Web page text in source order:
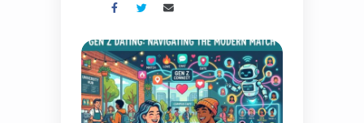
semble tout droit sortie d’un
promesse des outils
d’intelligence artificielle comme
Suno. Mais derrière cette
révolution créative se cachent
des tensions majeures avec